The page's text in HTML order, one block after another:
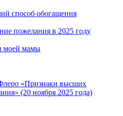
способ обогащения
пожелания в 2025 году
моей мамы
«Признаки высших
(20 ноября 2025 года)